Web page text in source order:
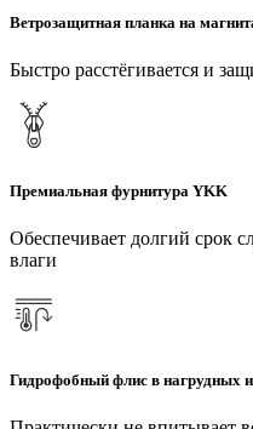
Ветрозащитная планка на
Быстро расстёгивается и
Премиальная фурнитура YKK
Обеспечивает долгий срок
влаги
Гидрофобный флис в нагрудных